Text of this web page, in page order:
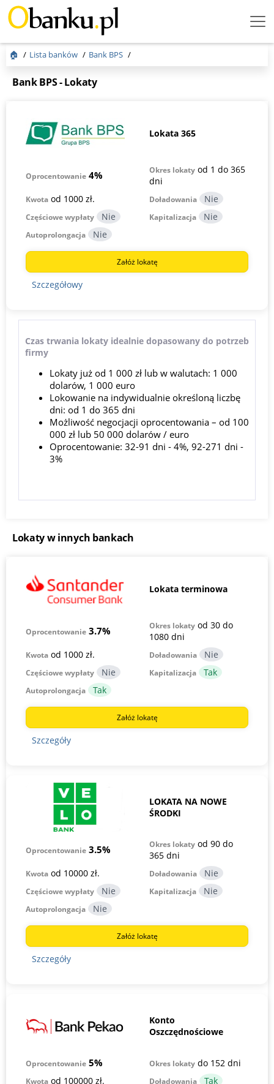
Menu
🏠 Lista banków Bank BPS
Bank BPS - Lokaty
Lokata 365
Oprocentowanie 4% Okres lokaty od 1 do 365
dni
Kwota od 1000 zł.
Doładowania
Częściowe wypłaty
Kapitalizacja
Autoprolongacja
Załóż lokatę
Szczegółowy
Czas trwania lokaty idealnie dopasowany do potrzeb
firmy
Lokaty już od 1 000 zł lub w walutach: 1 000
dolarów, 1 000 euro
Lokowanie na indywidualnie określoną liczbę
dni: od 1 do 365 dni
Możliwość negocjacji oprocentowania – od 100
000 zł lub 50 000 dolarów / euro
Oprocentowanie: 32-91 dni - 4%, 92-271 dni -
3%
Lokaty w innych bankach
Lokata terminowa
Oprocentowanie 3.7% Okres lokaty od 30 do
1080 dni
Kwota od 1000 zł.
Doładowania
Częściowe wypłaty
Kapitalizacja
Autoprolongacja
Załóż lokatę
Szczegóły
LOKATA NA NOWE
ŚRODKI
Oprocentowanie 3.5% Okres lokaty od 90 do
365 dni
Kwota od 10000 zł.
Doładowania
Częściowe wypłaty
Kapitalizacja
Autoprolongacja
Załóż lokatę
Szczegóły
Konto
Oszczędnościowe
Oprocentowanie 5% Okres lokaty do 152 dni
Kwota od 100000 zł.
Doładowania